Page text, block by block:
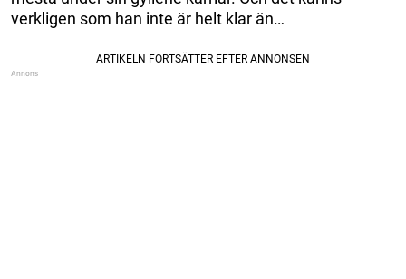
verkligen som han inte är helt klar än…